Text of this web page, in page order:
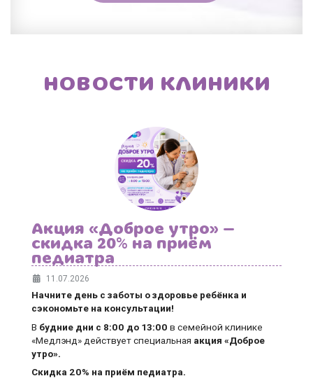
НОВОСТИ КЛИНИКИ
Акция «Доброе утро» —
скидка 20% на приём
педиатра
11.07.2026
Начните день с заботы о здоровье ребёнка и
сэкономьте на консультации!
В будние дни с 8:00 до 13:00 в семейной клинике
«Медлэнд» действует специальная акция «Доброе
утро».
Скидка 20% на приём педиатра.